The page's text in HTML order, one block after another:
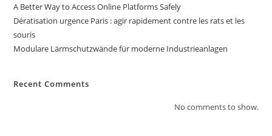
A Better Way to Access Online Platforms Safely
Dératisation urgence Paris : agir rapidement contre les rats et les
souris
Modulare Lärmschutzwände für moderne Industrieanlagen
Recent Comments
No comments to show.